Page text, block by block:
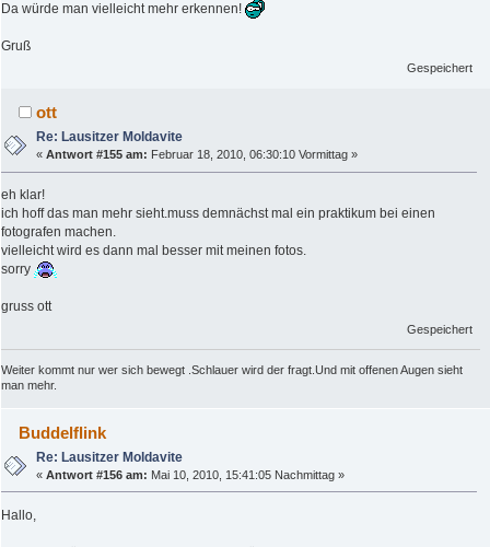
Da würde man vielleicht mehr erkennen!
Gruß
Gespeichert
ott
Re: Lausitzer Moldavite
«Antwort #155 am: Februar 18, 2010, 06:30:10 Vormittag »
eh klar!
ich hoff das man mehr sieht.muss demnächst mal ein praktikum bei einen
fotografen machen.
vielleicht wird es dann mal besser mit meinen fotos.
sorry
gruss ott
Gespeichert
Weiter kommt nur wer sich bewegt .Schlauer wird der fragt.Und mit offenen Augen sieht
man mehr.
Buddelflink
Re: Lausitzer Moldavite
«Antwort #156 am: Mai 10, 2010, 15:41:05 Nachmittag »
Hallo,